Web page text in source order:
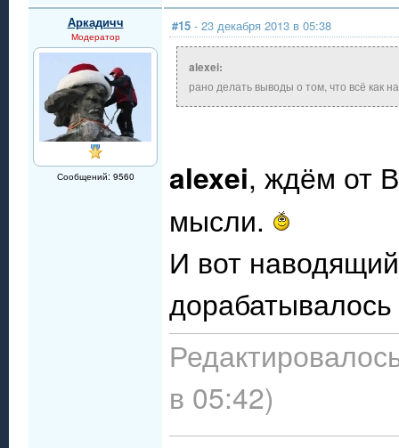
Аркадичч
Модератор
Сообщений: 9560
#15 - 23 декабря 2013 в 05:38
alexei:
рано делать выводы о том, что всё как
alexei, ждём от
мысли.
И вот
в 05:42)